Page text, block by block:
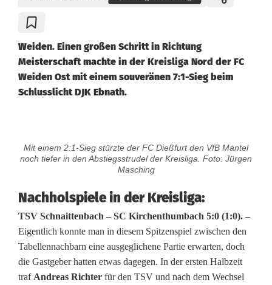
Weiden. Einen großen Schritt in Richtung
Meisterschaft machte in der Kreisliga Nord der FC
Weiden Ost mit einem souveränen 7:1-Sieg beim
Schlusslicht DJK Ebnath.
e
d
e
n
O
Mit einem 2:1-Sieg stürzte der FC Dießfurt den VfB Mantel
noch tiefer in den Abstiegsstrudel der Kreisliga. Foto: Jürgen
Masching
Nachholspiele in der Kreisliga:
TSV Schnaittenbach – SC Kirchenthumbach 5:0 (1:0). –
Eigentlich konnte man in diesem Spitzenspiel zwischen den
Tabellennachbarn eine ausgeglichene Partie erwarten, doch
die Gastgeber hatten etwas dagegen. In der ersten Halbzeit
traf Andreas Richter für den TSV und nach dem Wechsel